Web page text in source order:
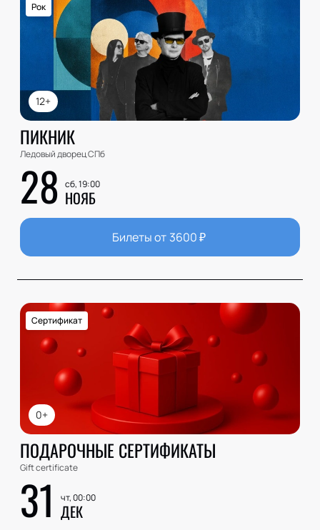
12+
Рок
ПИКНИК
Ледовый дворец СПб
28 сб, 19:00
НОЯБ
Билеты от 3600₽
0+
Сертификат
ПОДАРОЧНЫЕ СЕРТИФИКАТЫ
Gift certificate
31 чт, 00:00
ДЕК